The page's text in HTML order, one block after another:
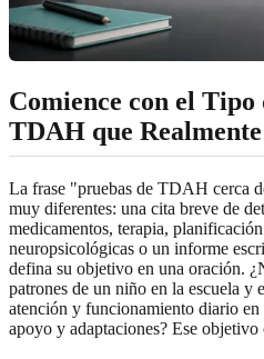
Comience con el
TDAH que
La frase "pruebas de TDAH cerca
muy diferentes: una cita breve de
medicamentos, terapia,
neuropsicológicas o un informe
defina su objetivo en una oración.
patrones de un niño en la escuela y
atención y funcionamiento diario
apoyo y adaptaciones? Ese